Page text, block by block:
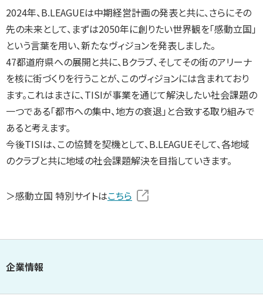
2024年、B.LEAGUEは中期経営計画の発表と共に、さらにその
先の未来として、まずは2050年に創りたい世界観を「感動立国」
という言葉を用い、新たなヴィジョンを発表しました。
47都道府県への展開と共に、Bクラブ、そしてその街のアリーナ
を核に街づくりを行うことが、このヴィジョンには含まれており
ます。これはまさに、TISIが事業を通じて解決したい社会課題の
一つである「都市への集中、地方の衰退」と合致する取り組みで
あると考えます。
今後TISIは、この協賛を契機として、B.LEAGUEそして、各地域
のクラブと共に地域の社会課題解決を目指していきます。
＞感動立国 特別サイトはこちら
企業情報